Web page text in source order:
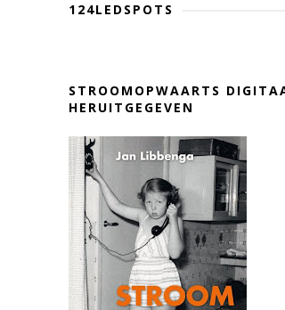
124LEDSPOTS
STROOMOPWAARTS
HERUITGEGEVEN